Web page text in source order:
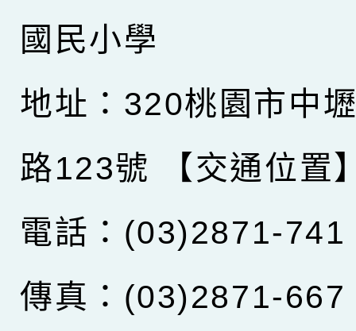
國民小學
地址：320桃園市中
路123號
【交通位置
電話：(03)2871-741
傳真：(03)2871-667